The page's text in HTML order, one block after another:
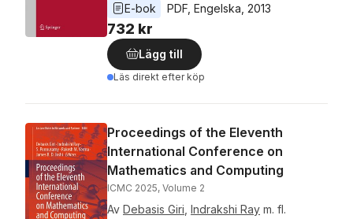
E-bok
PDF Engelska 2013
732 kr
Lägg till
Läs direkt efter köp
Proceedings of the Eleventh
International Conference on
Mathematics and Computing
ICMC 2025, Volume 2
Av Debasis Giri Indrakshi Ray m. fl.